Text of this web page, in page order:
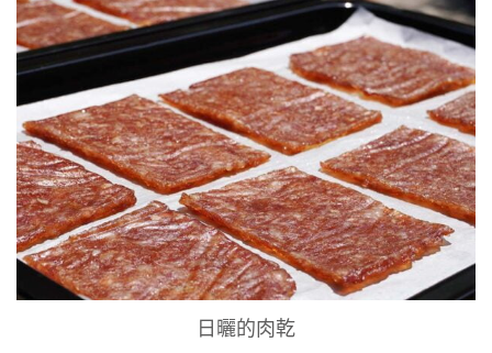
日曬的肉乾